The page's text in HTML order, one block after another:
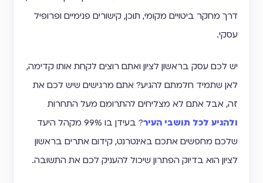
דרך מחקר ביטויים מקומי, תוכן, קישורים פנימיים ופרופיל
עסקי.
יש לכם עסק בראשון לציון ואתם רוצים לקחת אותו קדימה,
לאן שתמיד חלמתם להגיע? אתם מרגישים שיש לכם את
זה, אבל אתם לא מצליחים להתרומם מעל התחרות
ולהגיע לכל תושבי העיר
? בעידן בו 99% מקהל היעד
שלכם מחפשים אתכם באינטרנט, קידום אתרים בראשון
לציון הוא בדיוק הפתרון שיכול להעניק לכם את התשובה.